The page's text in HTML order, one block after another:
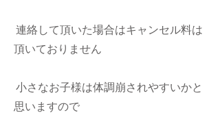
連絡して頂いた場合はキャンセル料は
頂いておりません
小さなお子様は体調崩されやすいかと
思いますので